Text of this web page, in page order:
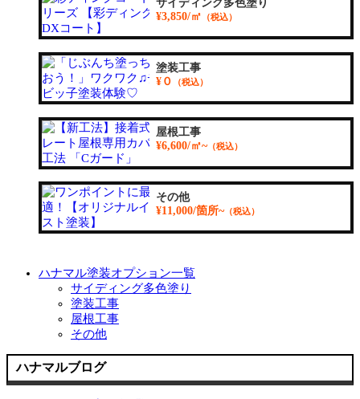
サイディング多色塗り
¥3,850/㎡ （税込）
塗装工事
¥０
（税込）
屋根工事
¥6,600/㎡~（税込）
その他
¥11,000/箇所~（税込）
ハナマル塗装オプション一覧
サイディング多色塗り
塗装工事
屋根工事
その他
ハナマルブログ